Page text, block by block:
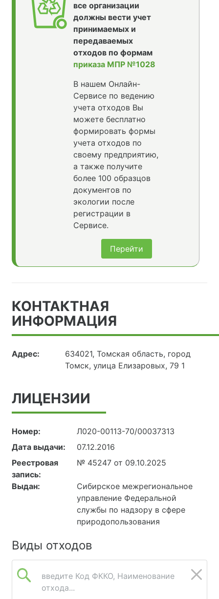
все организации
должны вести учет
принимаемых и
передаваемых
отходов по формам
приказа МПР №1028
В нашем Онлайн-
Сервисе по ведению
учета отходов Вы
можете бесплатно
формировать формы
учета отходов по
своему предприятию,
а также получите
более 100 образцов
документов по
экологии после
регистрации в
Сервисе.
Перейти
КОНТАКТНАЯ
ИНФОРМАЦИЯ
Адрес:
634021, Томская область, город
Томск, улица Елизаровых, 79 1
ЛИЦЕНЗИИ
Номер:
Л020-00113-70/00037313
Дата выдачи:
07.12.2016
Реестровая
запись:
№ 45247 от 09.10.2025
Выдан:
Сибирское межрегиональное
управление Федеральной
службы по надзору в сфере
природопользования
Виды отходов
введите Код ФККО, Наименование
отхода...